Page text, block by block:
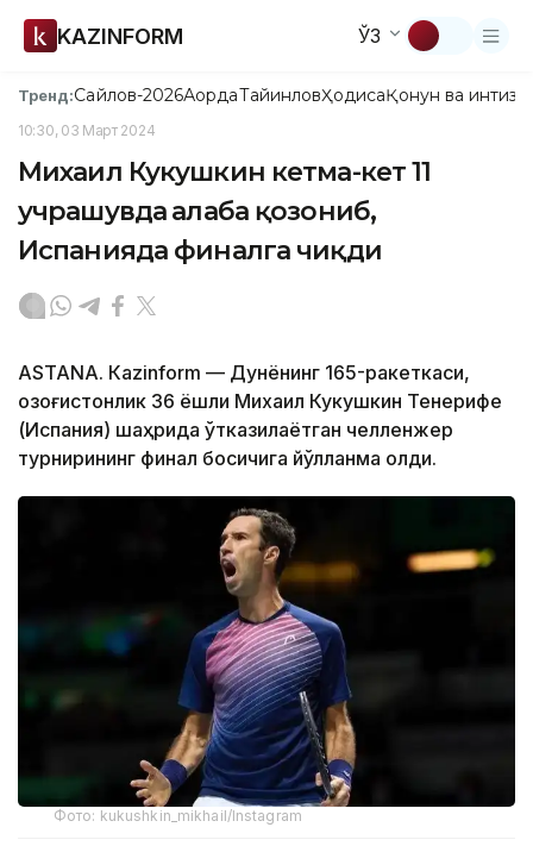
KAZINFORM ЎЗ
Тренд:Сайлов-2026АқордаТайинловҲодисаҚонун ва
10:30, 03 Март 2024
Михаил Кукушкин кетма-кет 11
учрашувда ғалаба қозониб,
Испанияда финалга чиқди
ASTANА. Кazinform — Дунёнинг 165-ракеткаси,
қозоғистонлик 36 ёшли Михаил Кукушкин Тенерифе
(Испания) шаҳрида ўтказилаётган челленжер
турнирининг финал босқичига йўлланма олди.
Фото: kukushkin_mikhail/Instagram